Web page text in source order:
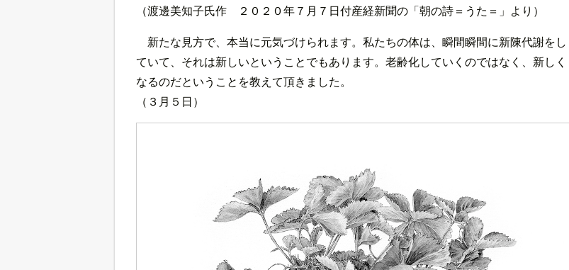
（渡邊美知子氏作 ２０２０年７月７日付産経新聞の「朝の詩＝うた＝」より）
新たな見方で、本当に元気づけられます。私たちの体は、瞬間瞬間に新陳代謝をし
ていて、それは新しいということでもあります。老齢化していくのではなく、新しく
なるのだということを教えて頂きました。
（３月５日）